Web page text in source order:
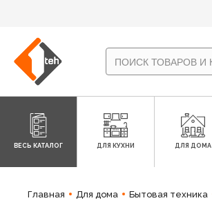
ВЕСЬ КАТАЛОГ ДЛЯ КУХНИ ДЛЯ ДОМА
Главная Для дома Бытовая техника